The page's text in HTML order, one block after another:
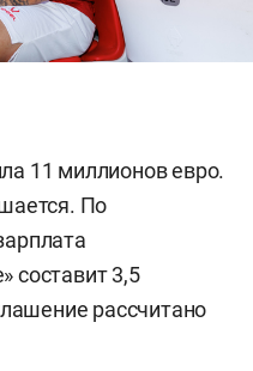
11 миллионов евро.
По
составит 3,5
рассчитано